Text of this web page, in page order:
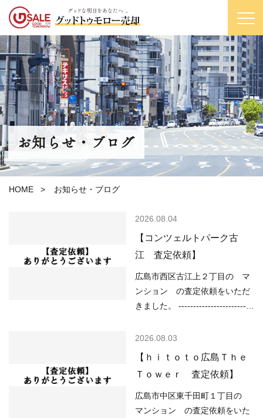
お知らせ・ブログ
HOME > お知らせ・ブログ
2026.08.04
【コンツェルトパーク古
江 査定依頼】
広島市西区古江上２丁目の マ
ンション の査定依頼をいただ
きました。 -------------------------
------------ （用途地域）第一種
害）土砂災害警戒区域 （洪水）
該当なし （高潮）該当なし
（内水）該当なし （津波）該当
なし ----------------------------------
2026.08.03
【ｈｉｔｏｔｏ広島Ｔｈｅ
Ｔｏｗｅｒ 査定依頼】
広島市中区東千田町１丁目の
マンション の査定依頼をいた